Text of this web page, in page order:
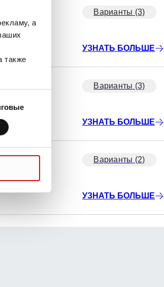
а
также
Варианты (3)
УЗНАТЬ БОЛЬШЕ
Варианты (3)
УЗНАТЬ БОЛЬШЕ
Варианты (2)
УЗНАТЬ БОЛЬШЕ